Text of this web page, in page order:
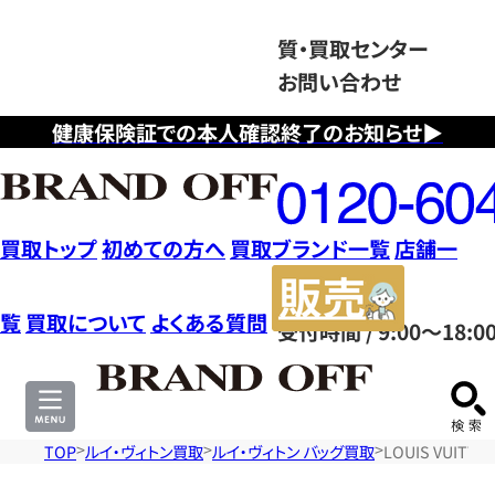
健康保険証での本人確認終了のお知らせ▶
質・買取センター
お問い合わせ
フ
リ
ー
ダ
イ
ヤ
ル
0120604117
受付時間 / 9:00～
買取トップ初めての方へ 買取ブランド一覧店舗一
覧 買取について よくある質問
サ
TOP ルイ・ヴィトン買取 ルイ・ヴィトン バッグ買取 LOUIS